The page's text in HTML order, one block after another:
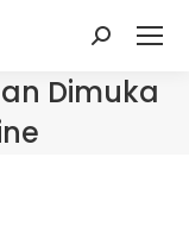
Search:
Dimuka